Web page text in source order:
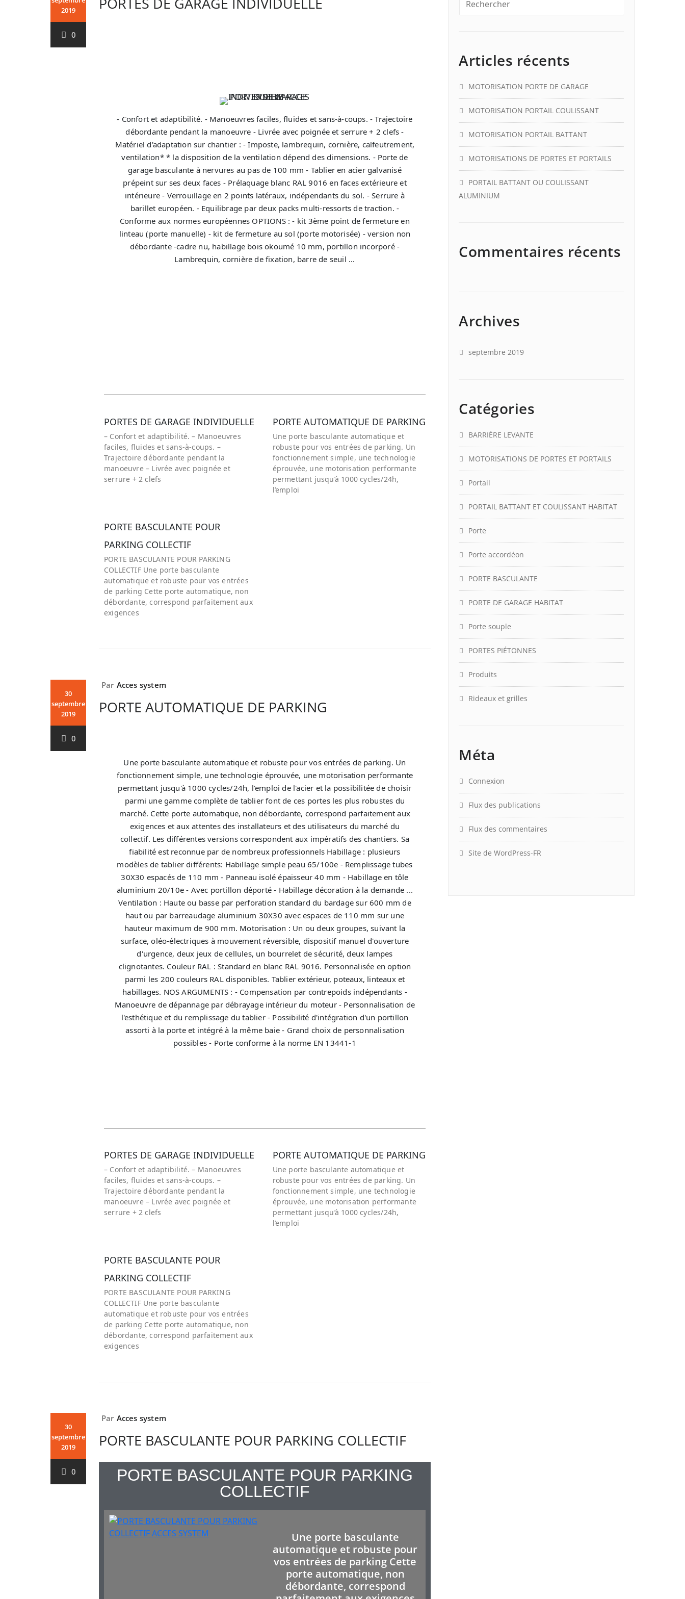
2019
0
- Confort et adaptibilité. - Manoeuvres faciles, fluides et sans-à-coups. - Trajectoire
débordante pendant la manoeuvre - Livrée avec poignée et serrure + 2 clefs -
Matériel d'adaptation sur chantier : - Imposte, lambrequin, cornière, calfeutrement,
ventilation* * la disposition de la ventilation dépend des dimensions. - Porte de
garage basculante à nervures au pas de 100 mm - Tablier en acier galvanisé
prépeint sur ses deux faces - Prélaquage blanc RAL 9016 en faces extérieure et
intérieure - Verrouillage en 2 points latéraux, indépendants du sol. - Serrure à
barillet européen. - Equilibrage par deux packs multi-ressorts de traction. -
Conforme aux normes européennes OPTIONS : - kit 3ème point de fermeture en
linteau (porte manuelle) - kit de fermeture au sol (porte motorisée) - version non
débordante -cadre nu, habillage bois okoumé 10 mm, portillon incorporé -
Lambrequin, cornière de fixation, barre de seuil ...
PORTES DE GARAGE INDIVIDUELLE
– Confort et adaptibilité. – Manoeuvres
faciles, fluides et sans-à-coups. –
Trajectoire débordante pendant la
manoeuvre – Livrée avec poignée et
serrure + 2 clefs
PORTE AUTOMATIQUE DE PARKING
Une porte basculante automatique et
robuste pour vos entrées de parking. Un
fonctionnement simple, une technologie
éprouvée, une motorisation performante
permettant jusqu’à 1000 cycles/24h,
l’emploi
PORTE BASCULANTE POUR
PARKING COLLECTIF
PORTE BASCULANTE POUR PARKING
COLLECTIF Une porte basculante
automatique et robuste pour vos entrées
de parking Cette porte automatique, non
débordante, correspond parfaitement aux
exigences
30
septembre
2019
0
Par Acces system
PORTE AUTOMATIQUE DE PARKING
Une porte basculante automatique et robuste pour vos entrées de parking. Un
fonctionnement simple, une technologie éprouvée, une motorisation performante
permettant jusqu'à 1000 cycles/24h, l'emploi de l'acier et la possibilitée de choisir
parmi une gamme complète de tablier font de ces portes les plus robustes du
marché. Cette porte automatique, non débordante, correspond parfaitement aux
exigences et aux attentes des installateurs et des utilisateurs du marché du
collectif. Les différentes versions correspondent aux impératifs des chantiers. Sa
fiabilité est reconnue par de nombreux professionnels Habillage : plusieurs
modèles de tablier différents: Habillage simple peau 65/100e - Remplissage tubes
30X30 espacés de 110 mm - Panneau isolé épaisseur 40 mm - Habillage en tôle
aluminium 20/10e - Avec portillon déporté - Habillage décoration à la demande ...
Ventilation : Haute ou basse par perforation standard du bardage sur 600 mm de
haut ou par barreaudage aluminium 30X30 avec espaces de 110 mm sur une
hauteur maximum de 900 mm. Motorisation : Un ou deux groupes, suivant la
surface, oléo-électriques à mouvement réversible, dispositif manuel d'ouverture
d'urgence, deux jeux de cellules, un bourrelet de sécurité, deux lampes
clignotantes. Couleur RAL : Standard en blanc RAL 9016. Personnalisée en option
parmi les 200 couleurs RAL disponibles. Tablier extérieur, poteaux, linteaux et
habillages. NOS ARGUMENTS : - Compensation par contrepoids indépendants -
Manoeuvre de dépannage par débrayage intérieur du moteur - Personnalisation de
l'esthétique et du remplissage du tablier - Possibilité d'intégration d'un portillon
assorti à la porte et intégré à la même baie - Grand choix de personnalisation
possibles - Porte conforme à la norme EN 13441-1
PORTES DE GARAGE INDIVIDUELLE
– Confort et adaptibilité. – Manoeuvres
faciles, fluides et sans-à-coups. –
Trajectoire débordante pendant la
manoeuvre – Livrée avec poignée et
serrure + 2 clefs
PORTE AUTOMATIQUE DE PARKING
Une porte basculante automatique et
robuste pour vos entrées de parking. Un
fonctionnement simple, une technologie
éprouvée, une motorisation performante
permettant jusqu’à 1000 cycles/24h,
l’emploi
PORTE BASCULANTE POUR
PARKING COLLECTIF
PORTE BASCULANTE POUR PARKING
COLLECTIF Une porte basculante
automatique et robuste pour vos entrées
de parking Cette porte automatique, non
débordante, correspond parfaitement aux
exigences
30
septembre
2019
0
Par Acces system
PORTE BASCULANTE POUR PARKING COLLECTIF
PORTE BASCULANTE POUR PARKING
COLLECTIF
Une porte basculante
automatique et robuste pour
vos entrées de parking Cette
porte automatique, non
débordante, correspond
Articles récents
MOTORISATION PORTE DE GARAGE
MOTORISATION PORTAIL COULISSANT
MOTORISATION PORTAIL BATTANT
MOTORISATIONS DE PORTES ET PORTAILS
PORTAIL BATTANT OU COULISSANT
ALUMINIUM
Commentaires récents
Archives
septembre 2019
Catégories
BARRIÈRE LEVANTE
MOTORISATIONS DE PORTES ET PORTAILS
Portail
PORTAIL BATTANT ET COULISSANT HABITAT
Porte
Porte accordéon
PORTE BASCULANTE
PORTE DE GARAGE HABITAT
Porte souple
PORTES PIÉTONNES
Produits
Rideaux et grilles
Méta
Connexion
Flux des publications
Flux des commentaires
Site de WordPress-FR